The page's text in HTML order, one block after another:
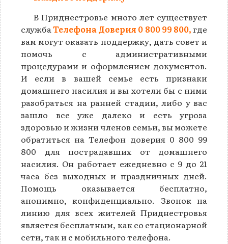
В Приднестровье много лет существует
службаТелефона Доверия 0 800 99 800,где
вам могут оказать поддержку, дать совет и
помочь с административными
процедурами и оформлением документов.
И если в вашей семье есть признаки
домашнего насилия и вы хотели бы с ними
разобраться на ранней стадии, либо у вас
зашло все уже далеко и есть угроза
здоровью и жизни членов семьи, вы можете
обратиться на Телефон доверия 0 800 99
800 для пострадавших от домашнего
насилия. Он работает ежедневно с 9 до 21
часа без выходных и праздничных дней.
Помощь оказывается бесплатно,
анонимно, конфиденциально. Звонок на
линию для всех жителей Приднестровья
является бесплатным, как со стационарной
сети, так и с мобильного телефона.